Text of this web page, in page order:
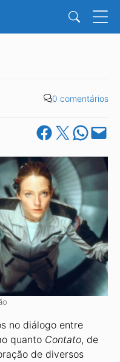
0 comentários
Share on Facebook
Share on X Share on
Email this
no diálogo entre
quanto Contato, de
de diversos